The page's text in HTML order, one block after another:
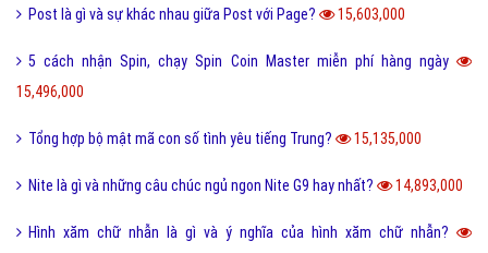
Post là gì và sự khác nhau giữa Post với Page? 15,603,000
5 cách nhận Spin, chạy Spin Coin Master miễn phí hàng ngày
15,496,000
Tổng hợp bộ mật mã con số tình yêu tiếng Trung? 15,135,000
Nite là gì và những câu chúc ngủ ngon Nite G9 hay nhất? 14,893,000
Hình xăm chữ nhẫn là gì và ý nghĩa của hình xăm chữ nhẫn?